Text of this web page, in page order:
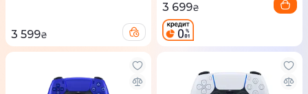
3 599₴
3 699₴